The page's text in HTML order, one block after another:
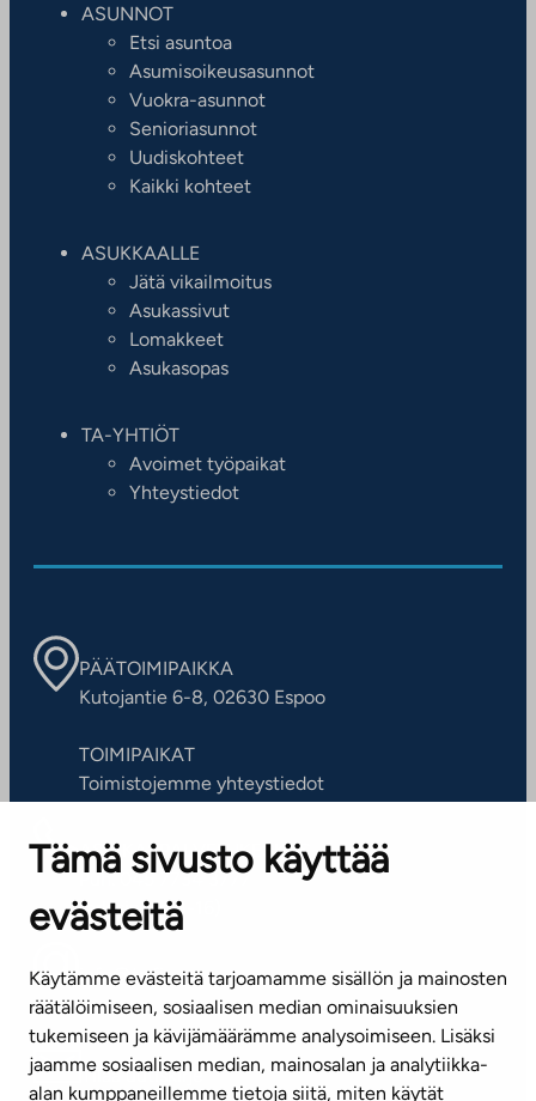
Tämä sivusto käyttää
evästeitä
Käytämme evästeitä tarjoamamme sisällön ja mainosten
räätälöimiseen, sosiaalisen median ominaisuuksien
tukemiseen ja kävijämäärämme analysoimiseen. Lisäksi
jaamme sosiaalisen median, mainosalan ja analytiikka-
alan kumppaneillemme tietoja siitä, miten käytät
ASUNNOT
Etsi asuntoa
Asumisoikeusasunnot
Vuokra-asunnot
Senioriasunnot
Uudiskohteet
Kaikki kohteet
ASUKKAALLE
Jätä vikailmoitus
Asukassivut
Lomakkeet
Asukasopas
TA-YHTIÖT
Avoimet työpaikat
Yhteystiedot
PÄÄTOIMIPAIKKA
Kutojantie 6-8, 02630 Espoo
TOIMIPAIKAT
Toimistojemme yhteystiedot
ASIAKASPALVELUKESKUS
Puh. 045 7734 3777
(arkisin klo 8-16)
info@ta.fi
Tilaa uutiskirje